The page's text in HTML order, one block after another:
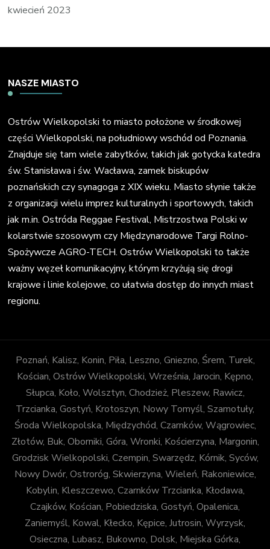
kwiecień 2023
NASZE MIASTO
Ostrów Wielkopolski to miasto położone w środkowej
części Wielkopolski, na południowy wschód od Poznania.
Znajduje się tam wiele zabytków, takich jak gotycka katedra
św. Stanisława i św. Wacława, zamek biskupów
poznańskich czy synagoga z XIX wieku. Miasto słynie także
z organizacji wielu imprez kulturalnych i sportowych, takich
jak m.in. Ostróda Reggae Festival, Mistrzostwa Polski w
kolarstwie szosowym czy Międzynarodowe Targi Rolno-
Spożywcze AGRO-TECH. Ostrów Wielkopolski to także
ważny węzeł komunikacyjny, którym krzyżują się drogi
krajowe i linie kolejowe, co ułatwia dostęp do innych miast
regionu.
Poznań, Kalisz, Konin, Piła, Leszno, Gniezno, Śrem, Turek,
Kościan, Ostrów Wielkopolski, Września, Jarocin, Kępno,
Słupca, Koło, Wolsztyn, Chodzież, Pleszew, Rawicz,
Trzcianka, Gostyń, Krotoszyn, Nowy Tomyśl, Szamotuły,
Środa Wielkopolska, Międzychód, Czarnków, Wągrowiec,
Złotów, Buk, Oborniki, Góra, Wronki, Kościerzyna, Margonin,
Grodzisk Wielkopolski, Czempin, Swarzędz, Kórnik, Syców,
Nowy Dwór, Ostroróg, Skwierzyna, Wieleń, Rakoniewice,
Kobylin, Kleszczewo, Czarnków Trzcianka, Kłodawa,
Czajków, Kościan, Pobiedziska, Gostyń, Opalenica,
Zaniemyśl, Kowal, Kłecko, Kępice, Jutrosin, Wyrzysk,
Osieczna, Lubasz, Bukowno, Dolsk, Miejska Górka,